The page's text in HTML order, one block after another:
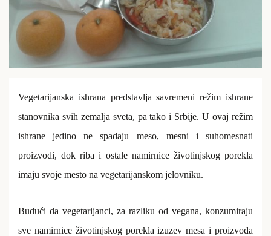
Vegetarijanska ishrana predstavlja savremeni režim ishrane
stanovnika svih zemalja sveta, pa tako i Srbije. U ovaj režim
ishrane jedino ne spadaju meso, mesni i suhomesnati
proizvodi, dok riba i ostale namirnice životinjskog porekla
imaju svoje mesto na vegetarijanskom jelovniku.
Budući da vegetarijanci, za razliku od vegana, konzumiraju
sve namirnice životinjskog porekla izuzev mesa i proizvoda